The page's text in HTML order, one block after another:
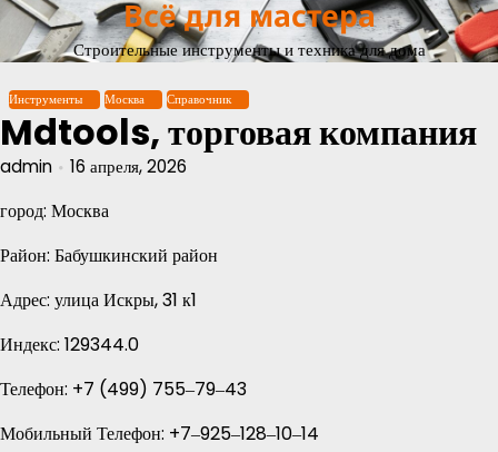
Перейти
содержимому
Всё для мастера
Строительные инструменты и техника для дома
Инструменты Москва Справочник
Mdtools, торговая компания
admin 16 апреля, 2026
город: Москва
Район: Бабушкинский район
Адрес: улица Искры, 31 к1
Индекс: 129344.0
Телефон: +7 (499) 755‒79‒43
Мобильный Телефон: +7‒925‒128‒10‒14